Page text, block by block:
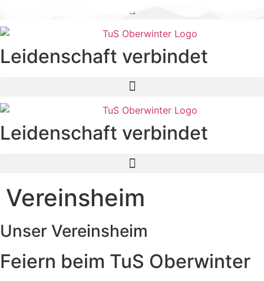
springen
Leidenschaft verbindet
Leidenschaft verbindet
Vereinsheim
Unser Vereinsheim
Feiern beim TuS Oberwinter